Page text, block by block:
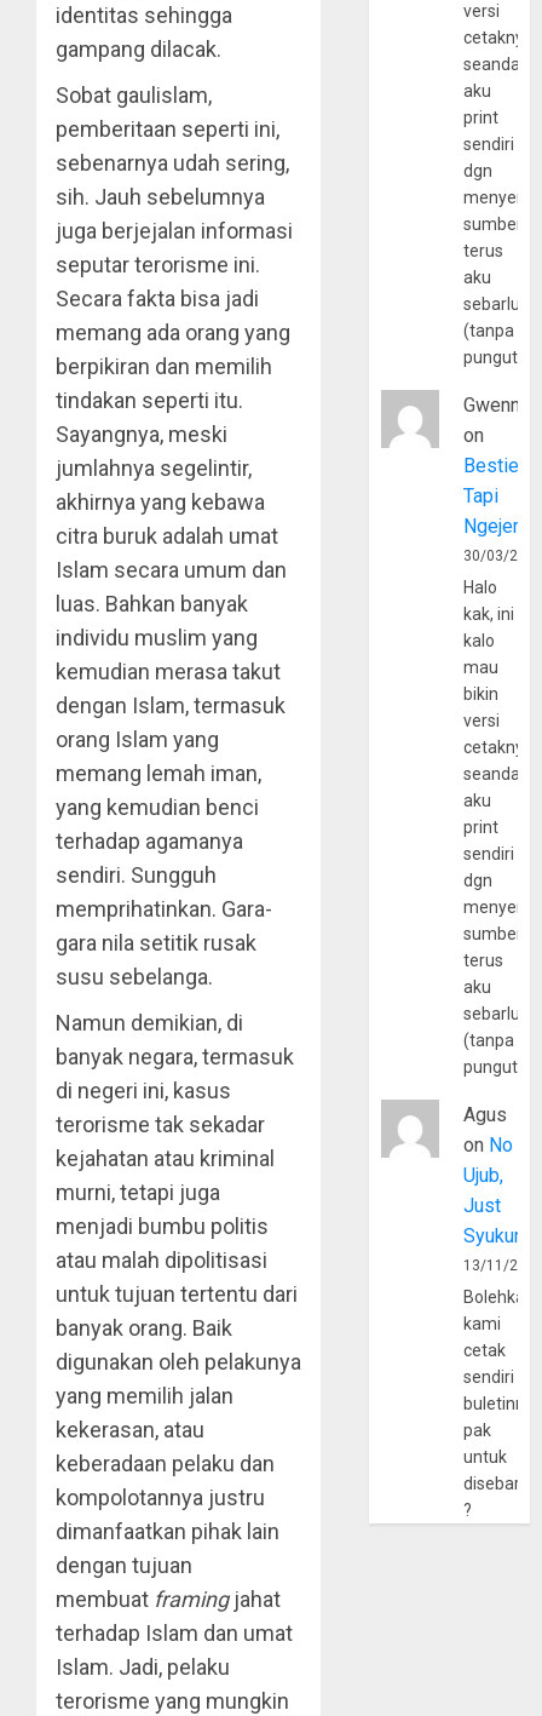
identitas sehingga
gampang dilacak.
Sobat gaulislam,
pemberitaan seperti ini,
sebenarnya udah sering,
sih. Jauh sebelumnya
juga berjejalan informasi
seputar terorisme ini.
Secara fakta bisa jadi
memang ada orang yang
berpikiran dan memilih
tindakan seperti itu.
Sayangnya, meski
jumlahnya segelintir,
akhirnya yang kebawa
citra buruk adalah umat
Islam secara umum dan
luas. Bahkan banyak
individu muslim yang
kemudian merasa takut
dengan Islam, termasuk
orang Islam yang
memang lemah iman,
yang kemudian benci
terhadap agamanya
sendiri. Sungguh
memprihatinkan. Gara-
gara nila setitik rusak
susu sebelanga.
Namun demikian, di
banyak negara, termasuk
di negeri ini, kasus
terorisme tak sekadar
kejahatan atau kriminal
murni, tetapi juga
menjadi bumbu politis
atau malah dipolitisasi
untuk tujuan tertentu dari
banyak orang. Baik
digunakan oleh pelakunya
yang memilih jalan
kekerasan, atau
keberadaan pelaku dan
kompolotannya justru
dimanfaatkan pihak lain
dengan tujuan
membuat framingjahat
terhadap Islam dan umat
Islam. Jadi, pelaku
terorisme yang mungkin
versi
cetaknya
aku
print
sendiri
dgn
sumber
terus
aku
(tanpa
Gwenny
on
Bestie
Tapi
30/03/
Halo
kak, ini
kalo
mau
bikin
versi
cetaknya
aku
print
sendiri
dgn
sumber
terus
aku
(tanpa
Agus
on No
Ujub,
Just
Syukur
13/11/
Bolehkah
kami
cetak
sendiri
pak
untuk
?